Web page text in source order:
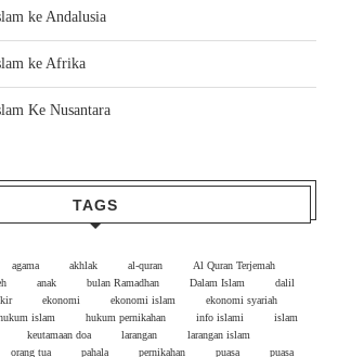
ke Andalusia
ke Afrika
Ke Nusantara
TAGS
agama akhlak al-quran
Al Quran Terjemah
anak bulan Ramadhan Dalam Islam
dalil
ekonomi ekonomi islam
ekonomi syariah
islam hukum pernikahan info islami
islam
keutamaan doa larangan
larangan islam
orang tua pahala pernikahan puasa puasa